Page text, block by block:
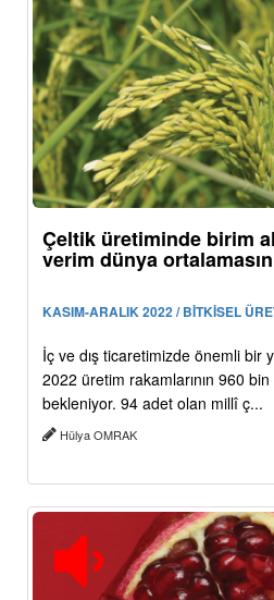
Çeltik üretiminde birim
verim dünya
KASIM-ARALIK 2022 / BİTKİSEL
İç ve dış ticaretimizde önemli bir
2022 üretim rakamlarının 960
bekleniyor. 94 adet olan millî ç...
Hülya OMRAK